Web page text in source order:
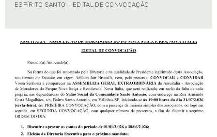
ESPÍRITO SANTO – EDITAL DE CONVOCAÇÃO